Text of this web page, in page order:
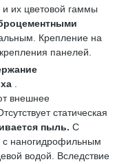
их цветовой гаммы
Крепление на
панелей.
внешнее
статическая
пыль. С
с наногидрофильным
водой. Вследствие